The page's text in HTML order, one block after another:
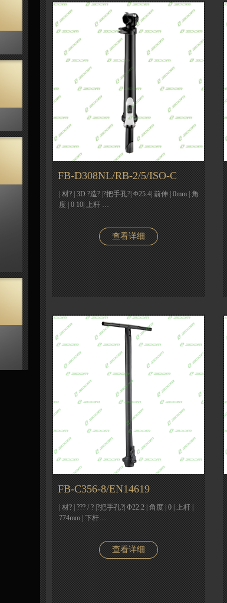
FB-D308NL/RB-2/5/ISO-C
| 材? | 3D ?造? |?把手孔?| Φ25.4| 前伸 | 0mm | 角
度 | 0 10| 上杆 …
查看详细
FB-C356-8/EN14619
| 材? | ??? / ? |?把手孔?| Φ22.2 | 角度 | 0 | 上杆 |
774mm | 下杆…
查看详细